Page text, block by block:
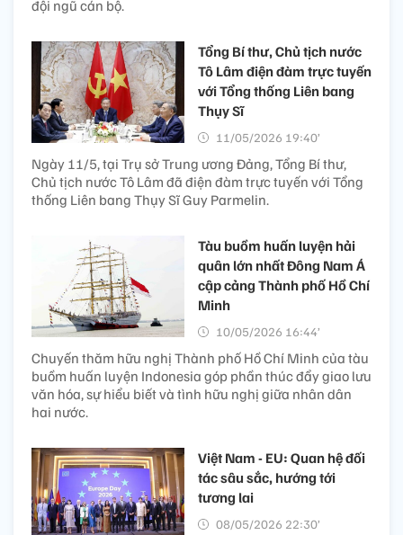
đội ngũ cán bộ.
Tổng Bí thư, Chủ tịch nước
Tô Lâm điện đàm trực tuyến
với Tổng thống Liên bang
Thụy Sĩ
11/05/2026 19:40’
Ngày 11/5, tại Trụ sở Trung ương Đảng, Tổng Bí thư,
Chủ tịch nước Tô Lâm đã điện đàm trực tuyến với Tổng
thống Liên bang Thụy Sĩ Guy Parmelin.
Tàu buồm huấn luyện hải
quân lớn nhất Đông Nam Á
cập cảng Thành phố Hồ Chí
Minh
10/05/2026 16:44’
Chuyến thăm hữu nghị Thành phố Hồ Chí Minh của tàu
buồm huấn luyện Indonesia góp phần thúc đẩy giao lưu
văn hóa, sự hiểu biết và tình hữu nghị giữa nhân dân
hai nước.
Việt Nam - EU: Quan hệ đối
tác sâu sắc, hướng tới
tương lai
08/05/2026 22:30’